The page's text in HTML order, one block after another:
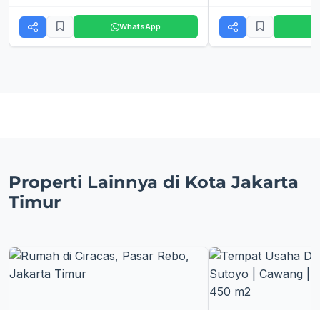
WhatsApp
Properti Lainnya di Kota Jakarta
Timur